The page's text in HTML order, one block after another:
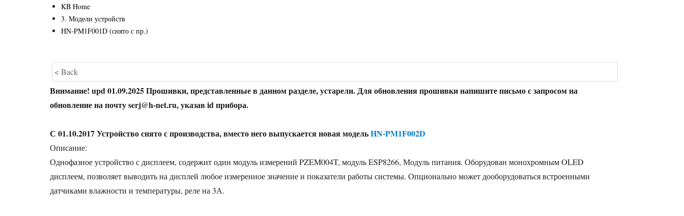
KB Home
3. Модели устройств
HN-PM1F001D (снято с пр.)
< Back
Внимание! upd 01.09.2025 Прошивки, представленные в данном разделе, устарели. Для обновления прошивки напишите письмо с запросом на
обновление на почту serj@h-net.ru, указав id прибора.
С 01.10.2017 Устройство снято с производства, вместо него выпускается новая модельHN-PM1F002D
Описание:
Однофазное устройство с дисплеем, содержит один модуль измерений PZEM004T, модуль ESP8266, Модуль питания. Оборудован монохромным OLED
дисплеем, позволяет выводить на дисплей любое измеренное значение и показатели работы системы. Опционально может дооборудоваться встроенными
датчиками влажности и температуры, реле на 3А.